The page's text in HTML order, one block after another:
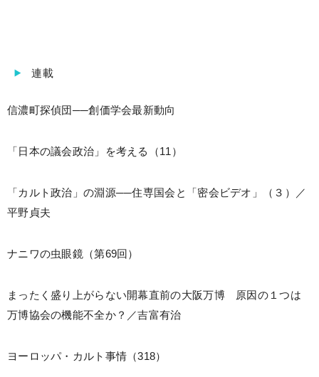
連載
信濃町探偵団──創価学会最新動向
「日本の議会政治」を考える（11）
「カルト政治」の淵源──住専国会と「密会ビデオ」（３）／
平野貞夫
ナニワの虫眼鏡（第69回）
まったく盛り上がらない開幕直前の大阪万博 原因の１つは
万博協会の機能不全か？／吉富有治
ヨーロッパ・カルト事情（318）